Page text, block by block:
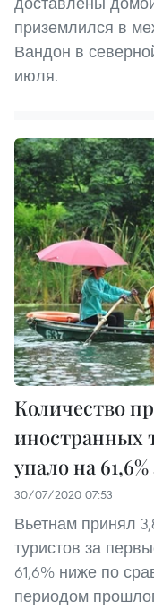
приземлился в
Вандон в
июля.
Количество
иностранных
упало на
30/07/2020 07:53
Вьетнам принял
туристов за
61,6% ниже по
периодом